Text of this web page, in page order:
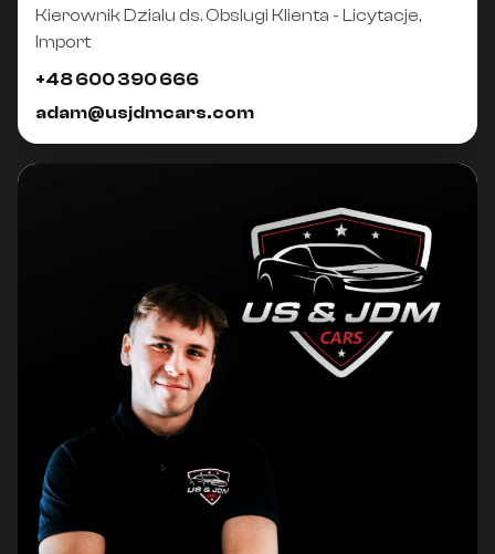
Kierownik Dzialu ds. Obslugi Klienta - Licytacje,
Import
+48 600 390 666
adam@usjdmcars.com